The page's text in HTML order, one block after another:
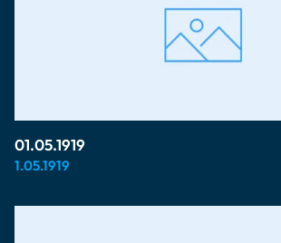
01.05.1919
1.05.1919